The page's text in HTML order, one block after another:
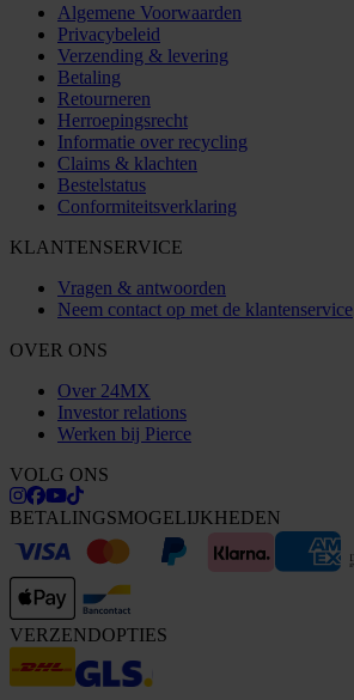
Algemene Voorwaarden
Privacybeleid
Verzending & levering
Betaling
Retourneren
Herroepingsrecht
Informatie over recycling
Claims & klachten
Bestelstatus
Conformiteitsverklaring
KLANTENSERVICE
Vragen & antwoorden
Neem contact op met de klantenservice
OVER ONS
Over 24MX
Investor relations
Werken bij Pierce
VOLG ONS
BETALINGSMOGELIJKHEDEN
VERZENDOPTIES